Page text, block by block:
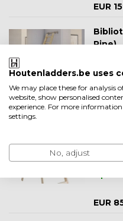
EUR
Pine)
Op
EUR
EUR
Houtenladders.be uses
We may place these for analysis
website, show personalised
experience. For more
settings.
No, adjust